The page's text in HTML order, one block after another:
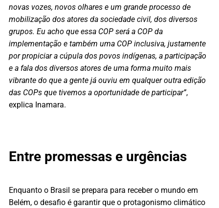
novas vozes, novos olhares e um grande processo de
mobilização dos atores da sociedade civil, dos diversos
grupos. Eu acho que essa COP será a COP da
implementação e também uma COP inclusiva, justamente
por propiciar a cúpula dos povos indígenas, a participação
e a fala dos diversos atores de uma forma muito mais
vibrante do que a gente já ouviu em qualquer outra edição
das COPs que tivemos a oportunidade de participar”,
explica Inamara.
Entre promessas e urgências
Enquanto o Brasil se prepara para receber o mundo em
Belém, o desafio é garantir que o protagonismo climático